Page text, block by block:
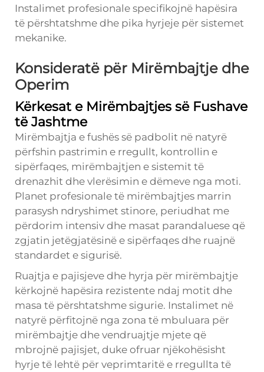
Instalimet profesionale specifikojnë hapësira
të përshtatshme dhe pika hyrjeje për sistemet
mekanike.
Konsideratë për Mirëmbajtje dhe
Operim
Kërkesat e Mirëmbajtjes së Fushave
të Jashtme
Mirëmbajtja e fushës së padbolit në natyrë
përfshin pastrimin e rregullt, kontrollin e
sipërfaqes, mirëmbajtjen e sistemit të
drenazhit dhe vlerësimin e dëmeve nga moti.
Planet profesionale të mirëmbajtjes marrin
parasysh ndryshimet stinore, periudhat me
përdorim intensiv dhe masat parandaluese që
zgjatin jetëgjatësinë e sipërfaqes dhe ruajnë
standardet e sigurisë.
Ruajtja e pajisjeve dhe hyrja për mirëmbajtje
kërkojnë hapësira rezistente ndaj motit dhe
masa të përshtatshme sigurie. Instalimet në
natyrë përfitojnë nga zona të mbuluara për
mirëmbajtje dhe vendruajtje mjete që
mbrojnë pajisjet, duke ofruar njëkohësisht
hyrje të lehtë për veprimtaritë e rregullta të